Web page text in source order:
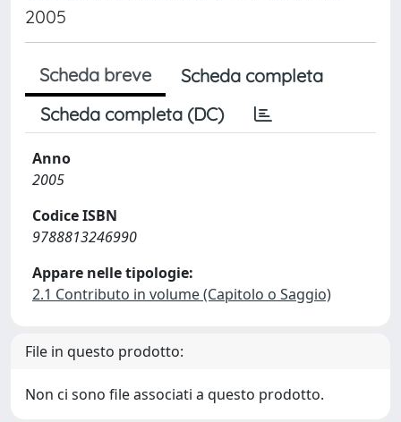
2005
Scheda breve
Scheda completa
Scheda completa (DC)
Anno
2005
Codice ISBN
9788813246990
Appare nelle tipologie:
2.1 Contributo in volume (Capitolo o Saggio)
File in questo prodotto:
Non ci sono file associati a questo prodotto.